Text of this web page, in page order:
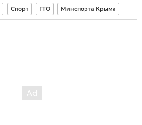
Спорт ГТО Минспорта Крыма